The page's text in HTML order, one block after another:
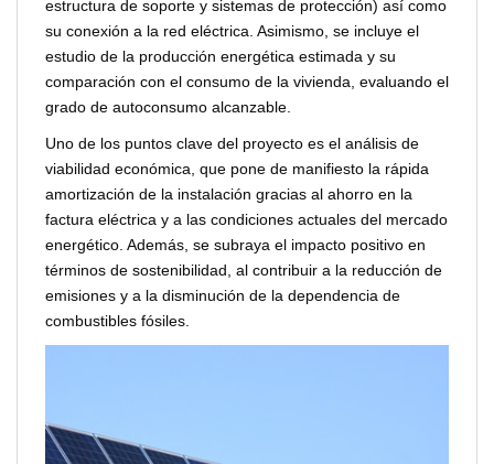
estructura de soporte y sistemas de protección) así como
su conexión a la red eléctrica. Asimismo, se incluye el
estudio de la producción energética estimada y su
comparación con el consumo de la vivienda, evaluando el
grado de autoconsumo alcanzable.
Uno de los puntos clave del proyecto es el análisis de
viabilidad económica, que pone de manifiesto la rápida
amortización de la instalación gracias al ahorro en la
factura eléctrica y a las condiciones actuales del mercado
energético. Además, se subraya el impacto positivo en
términos de sostenibilidad, al contribuir a la reducción de
emisiones y a la disminución de la dependencia de
combustibles fósiles.